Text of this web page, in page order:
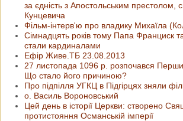
за єдність з Апостольським престолом,
Кунцевича
Фільм-інтерв'ю про владику Михаїла
Сімнадцять років тому Папа Франциск
стали кардиналами
Ефір Живе.ТБ 23.08.2013
27 листопада 1096 р. розпочався
Що стало його причиною?
Про підпілля УГКЦ в Підгірцях зняли
о. Василь Вороновський
Цей день в історії Церкви: створено
протистояння Османській імперії